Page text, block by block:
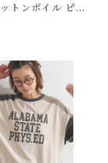
トンボイル ピ
コクーンTブラ
Dyed Cotto